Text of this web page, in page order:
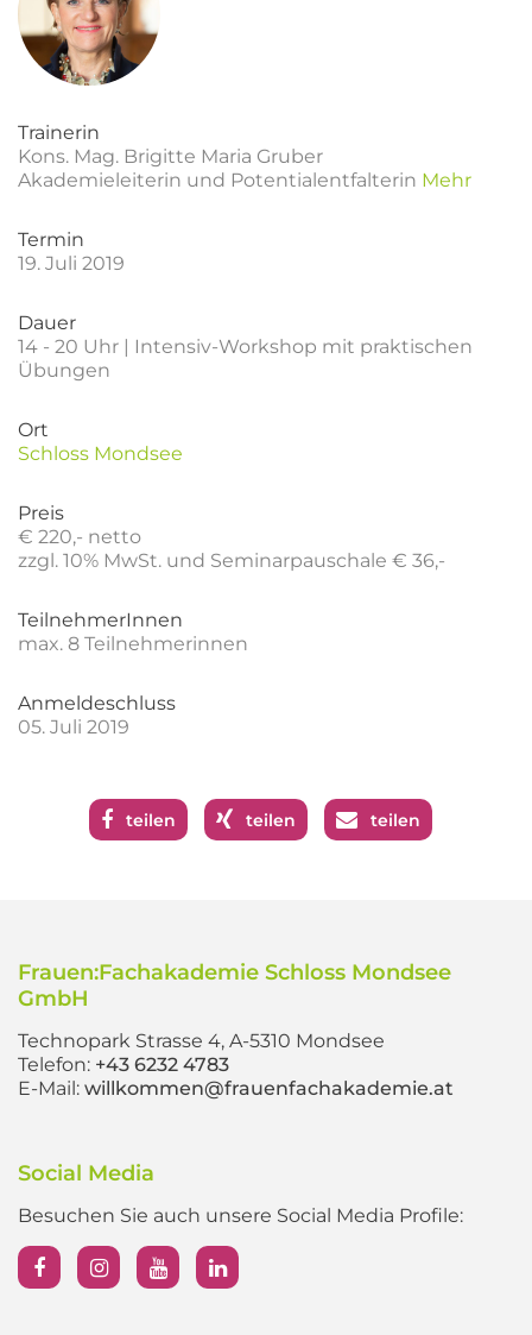
Trainerin
Kons. Mag. Brigitte Maria Gruber
Akademieleiterin und Potentialentfalterin Mehr
Termin
19. Juli 2019
Dauer
14 - 20 Uhr | Intensiv-Workshop mit praktischen
Übungen
Ort
Schloss Mondsee
Preis
€ 220,- netto
zzgl. 10% MwSt. und Seminarpauschale € 36,-
TeilnehmerInnen
max. 8 Teilnehmerinnen
Anmeldeschluss
05. Juli 2019
teilen teilen teilen
Frauen:Fachakademie Schloss Mondsee
GmbH
Technopark Strasse 4, A-5310 Mondsee
Telefon: +43 6232 4783
E-Mail: willkommen@frauenfachakademie.at
Social Media
Besuchen Sie auch unsere Social Media Profile: